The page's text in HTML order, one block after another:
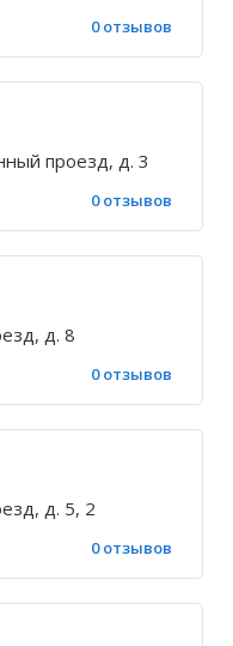
0 отзывов
проезд, д. 3
0 отзывов
д. 8
0 отзывов
д. 5, 2
0 отзывов